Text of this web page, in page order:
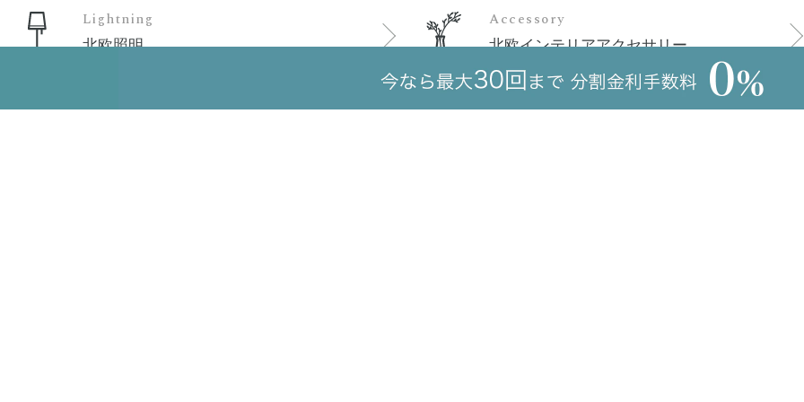
Lightning
北欧照明
Accessory
北欧インテリアアクセサリー